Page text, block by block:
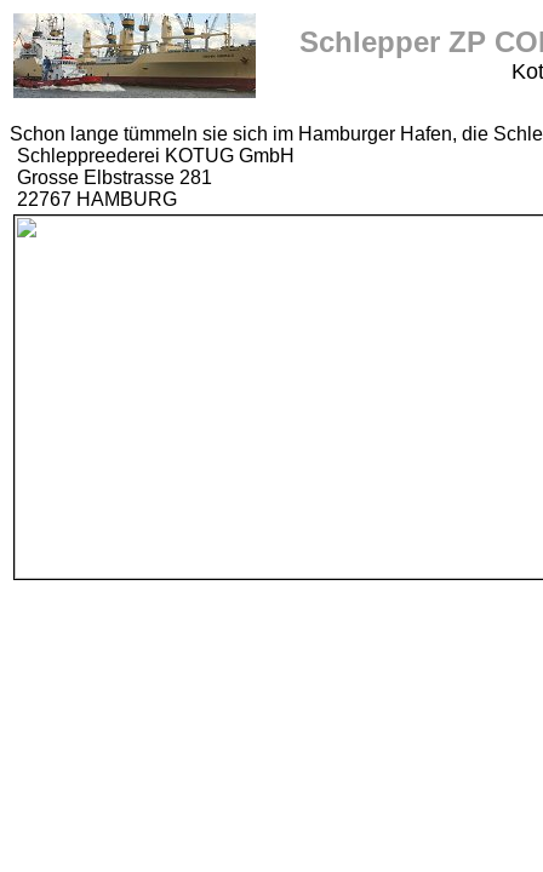
Schlepper ZP
Schon lange tümmeln sie sich im Hamburger Hafen, die
Schleppreederei KOTUG GmbH
Grosse Elbstrasse 281
22767 HAMBURG